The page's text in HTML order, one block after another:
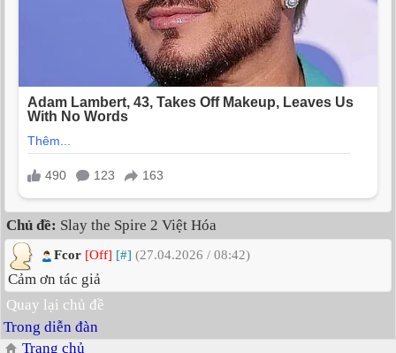
Chủ đề: Slay the Spire 2 Việt Hóa
Fcor [Off] [#] (27.04.2026 / 08:42)
Cảm ơn tác giả
Quay lại chủ đề
Trong diễn đàn
Trang chủ